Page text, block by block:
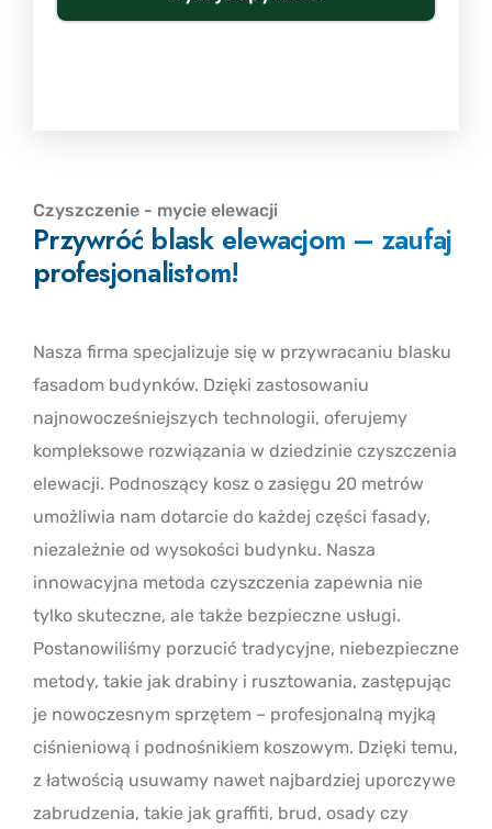
Czyszczenie - mycie elewacji
Przywróć blask elewacjom – zaufaj
profesjonalistom!
Nasza firma specjalizuje się w przywracaniu blasku
fasadom budynków. Dzięki zastosowaniu
najnowocześniejszych technologii, oferujemy
kompleksowe rozwiązania w dziedzinie czyszczenia
elewacji. Podnoszący kosz o zasięgu 20 metrów
umożliwia nam dotarcie do każdej części fasady,
niezależnie od wysokości budynku. Nasza
innowacyjna metoda czyszczenia zapewnia nie
tylko skuteczne, ale także bezpieczne usługi.
Postanowiliśmy porzucić tradycyjne, niebezpieczne
metody, takie jak drabiny i rusztowania, zastępując
je nowoczesnym sprzętem – profesjonalną myjką
ciśnieniową i podnośnikiem koszowym. Dzięki temu,
z łatwością usuwamy nawet najbardziej uporczywe
zabrudzenia, takie jak graffiti, brud, osady czy